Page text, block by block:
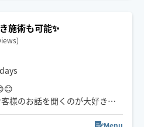
い😊
ので
を
ありがとうございます🙇‍♀️
施術も可能✨
様のお話を聞くのが大好きで
Menu